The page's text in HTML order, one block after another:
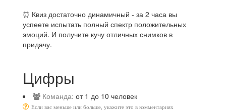
⏰ Квиз достаточно динамичный - за 2 часа вы
успеете испытать полный спектр положительных
эмоций. И получите кучу отличных снимков в
придачу.
Цифры
Команда: от 1 до 10 человек
Если вас меньше или больше, укажите это в комментариях